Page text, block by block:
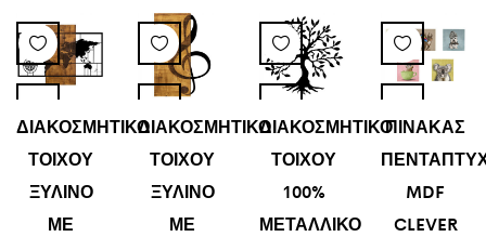
ΔΙΑΚΟΣΜΗΤΙΚΟ
ΤΟΙΧΟΥ
ΞΥΛΙΝΟ
ΜΕ
ΔΙΑΚΟΣΜΗΤΙΚΟ
ΤΟΙΧΟΥ
ΞΥΛΙΝΟ
ΜΕ
ΔΙΑΚΟΣΜΗΤΙΚΟ
ΤΟΙΧΟΥ
100%
ΜΕΤΑΛΛΙΚΟ
ΠΙΝΑΚΑΣ
MDF
CLEVER